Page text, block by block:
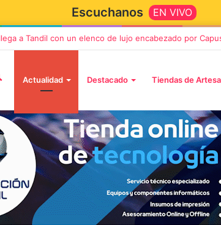
Escuchanos EN VIVO
llega a Tandil con un elenco de lujo encabezado por
Actualidad Destacado Tiendas de
2 octubre, 2026